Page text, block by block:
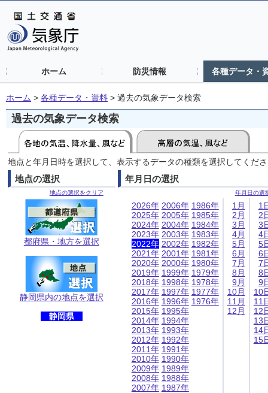
ホーム 防災情報 各種データ・
ホーム > 各種データ・資料 > 過去の気象データ検索
過去の気象データ検索
地点と年月日時を選択して、表示するデータの種類を選択してくだ
地点の選択
地点の選択をクリア
都府県・地方を選択
静岡県内の地点を選択
静岡県
年月日の選択
年月日の選
2026年
2025年
2024年
2023年
2022年
2021年
2020年
2019年
2018年
2017年
2016年
2015年
2014年
2013年
2012年
2011年
2010年
2009年
2008年
2007年
2006年
2005年
2004年
2003年
2002年
2001年
2000年
1999年
1998年
1997年
1996年
1995年
1994年
1993年
1992年
1991年
1990年
1989年
1988年
1987年
1986年
1985年
1984年
1983年
1982年
1981年
1980年
1979年
1978年
1977年
1976年
1月
2月
3月
4月
5月
6月
7月
8月
9月
10月
11月
12月
1
2
3
4
5
6
7
8
9
10
11
12
13
14
15